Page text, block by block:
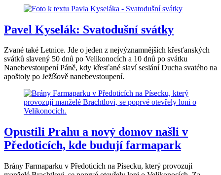
Pavel Kyselák: Svatodušní svátky
Zvané také Letnice. Jde o jeden z nejvýznamnějších křesťanských
svátků slavený 50 dnů po Velikonocích a 10 dnů po svátku
Nanebevstoupení Páně, kdy křesťané slaví seslání Ducha svatého na
apoštoly po Ježíšově nanebevstoupení.
Opustili Prahu a nový domov našli v
Předoticích, kde budují farmapark
Brány Farmaparku v Předoticích na Písecku, který provozují